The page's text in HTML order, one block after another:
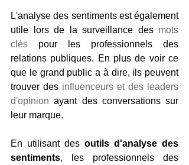
L'analyse des sentiments est également
utile lors de la surveillance des mots
clés pour les professionnels des
relations publiques. En plus de voir ce
que le grand public a à dire, ils peuvent
trouver des influenceurs et des leaders
d'opinion ayant des conversations sur
leur marque.
En utilisant des outils d'analyse des
sentiments, les professionnels des